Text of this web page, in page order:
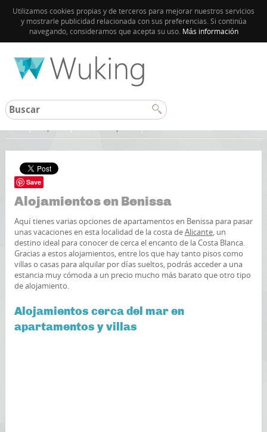
Utilizamos cookies propias y de terceros para mejorar nuestros servicios
y mostrarle publicidad relacionada con sus preferencias. Si continúa
navegando, consideramos que acepta su uso. Más información
Save
Alojamientos en Benissa
Aquí tienes varias opciones de apartamentos en Benissa para pasar
unas vacaciones en esta localidad de la costa deAlicante, un
destino ideal para conocer de cerca el encanto de la Costa Blanca.
Gracias a estos alojamientos, entre los que hay tanto pisos como
villas o casas para alquilar por días sueltos, podrás acceder a una
estancia muy cómoda a un precio mucho más barato que otro tipo
de alojamiento.
Alojamientos cerca del mar en
apartamentos y villas